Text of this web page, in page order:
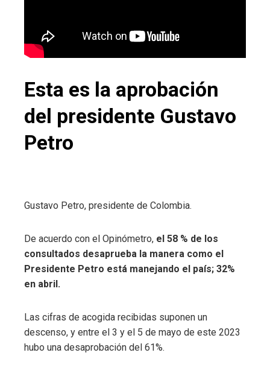
Esta es la aprobación
del presidente Gustavo
Petro
Gustavo Petro, presidente de Colombia.
De acuerdo con el Opinómetro, el 58 % de los
consultados desaprueba la manera como el
Presidente Petro está manejando el país; 32%
en abril.
Las cifras de acogida recibidas suponen un
descenso, y entre el 3 y el 5 de mayo de este 2023
hubo una desaprobación del 61%.